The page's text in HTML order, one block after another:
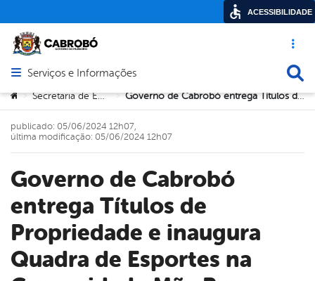
Acesso
Abrir menu principal de navegação
Serviços e Informações
Você está aqui:
> Secretaria de Educação > Governo de Cabrobó entrega Títulos de Propriedade e inaugura Quadra de Esportes na Comunidade Mãe Rosa
Governo de Cabrobó
entrega Títulos de
Propriedade e inaugura
Quadra de Esportes na
publicado: 05/06/2024 12h07,
última modificação: 05/06/2024 12h07
ACESSIBILIDADE